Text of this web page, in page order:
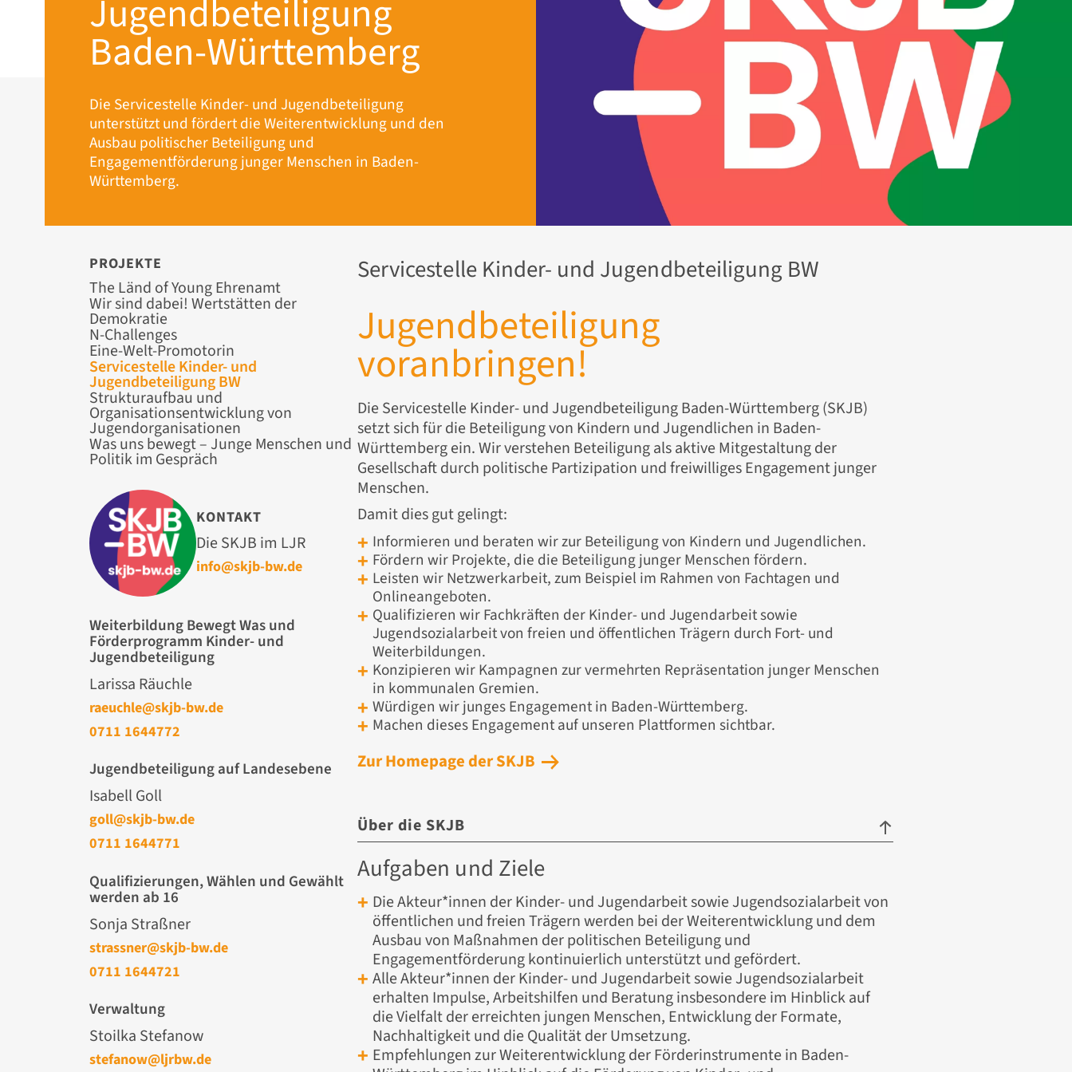
Jugendbeteiligung
Baden-Württemberg
Die Servicestelle Kinder- und Jugendbeteiligung
unterstützt und fördert die Weiterentwicklung und den
Ausbau politischer Beteiligung und
Engagementförderung junger Menschen in Baden-
Württemberg.
PROJEKTE
Navigation
überspringen
The Länd of Young Ehrenamt
Wir sind dabei! Wertstätten der
Demokratie
N-Challenges
Eine-Welt-Promotorin
Servicestelle Kinder- und
Jugendbeteiligung BW
Strukturaufbau und
Organisationsentwicklung von
Jugendorganisationen
Was uns bewegt – Junge Menschen und
Politik im Gespräch
KONTAKT
Die SKJB im LJR
info@skjb-bw.de
Weiterbildung Bewegt Was und
Förderprogramm Kinder- und
Jugendbeteiligung
Larissa Räuchle
raeuchle@skjb-bw.de
0711 1644772
Jugendbeteiligung auf Landesebene
Isabell Goll
goll@skjb-bw.de
0711 1644771
Qualifizierungen, Wählen und Gewählt
werden ab 16
Sonja Straßner
strassner@skjb-bw.de
0711 1644721
Verwaltung
Stoilka Stefanow
stefanow@ljrbw.de
Servicestelle Kinder- und Jugendbeteiligung BW
Jugendbeteiligung
voranbringen!
Die Servicestelle Kinder- und Jugendbeteiligung Baden-Württemberg (SKJB)
setzt sich für die Beteiligung von Kindern und Jugendlichen in Baden-
Württemberg ein. Wir verstehen Beteiligung als aktive Mitgestaltung der
Gesellschaft durch politische Partizipation und freiwilliges Engagement junger
Menschen.
Damit dies gut gelingt:
Informieren und beraten wir zur Beteiligung von Kindern und Jugendlichen.
Fördern wir Projekte, die die Beteiligung junger Menschen fördern.
Leisten wir Netzwerkarbeit, zum Beispiel im Rahmen von Fachtagen und
Onlineangeboten.
Qualifizieren wir Fachkräften der Kinder- und Jugendarbeit sowie
Jugendsozialarbeit von freien und öffentlichen Trägern durch Fort- und
Weiterbildungen.
Konzipieren wir Kampagnen zur vermehrten Repräsentation junger Menschen
in kommunalen Gremien.
Würdigen wir junges Engagement in Baden-Württemberg.
Machen dieses Engagement auf unseren Plattformen sichtbar.
Zur Homepage der SKJB
Über die SKJB
Aufgaben und Ziele
Die Akteur*innen der Kinder- und Jugendarbeit sowie Jugendsozialarbeit von
öffentlichen und freien Trägern werden bei der Weiterentwicklung und dem
Ausbau von Maßnahmen der politischen Beteiligung und
Engagementförderung kontinuierlich unterstützt und gefördert.
Alle Akteur*innen der Kinder- und Jugendarbeit sowie Jugendsozialarbeit
erhalten Impulse, Arbeitshilfen und Beratung insbesondere im Hinblick auf
die Vielfalt der erreichten jungen Menschen, Entwicklung der Formate,
Nachhaltigkeit und die Qualität der Umsetzung.
Empfehlungen zur Weiterentwicklung der Förderinstrumente in Baden-